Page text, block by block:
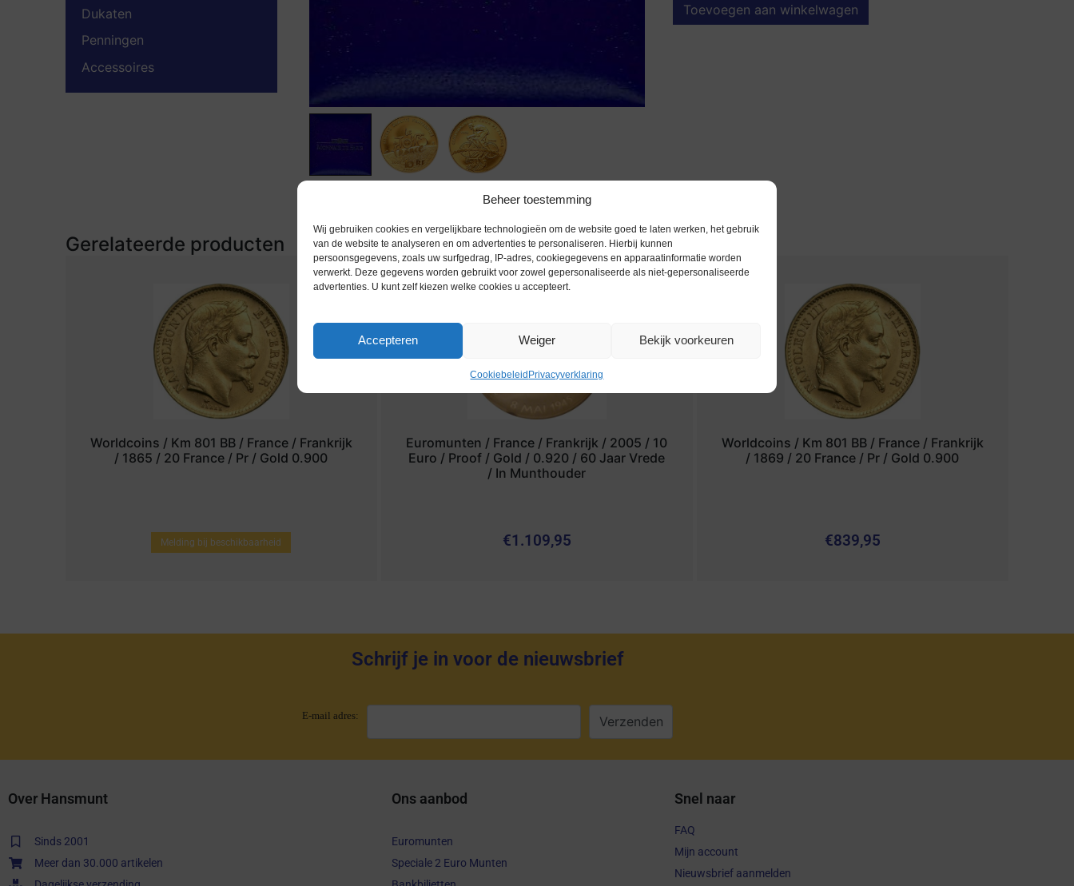
Beheer toestemming
Wij gebruiken cookies en vergelijkbare technologieën om de website goed te laten werken, het gebruik
van de website te analyseren en om advertenties te personaliseren. Hierbij kunnen
persoonsgegevens, zoals uw surfgedrag, IP-adres, cookiegegevens en apparaatinformatie worden
verwerkt. Deze gegevens worden gebruikt voor zowel gepersonaliseerde als niet-gepersonaliseerde
advertenties. U kunt zelf kiezen welke cookies u accepteert.
Accepteren Weiger Bekijk voorkeuren
CookiebeleidPrivacyverklaring
Toevoegen aan winkelwagen
Dukaten
Penningen
Accessoires
Gerelateerde producten
Worldcoins / Km 801 BB / France / Frankrijk
/ 1865 / 20 France / Pr / Gold 0.900
Melding bij beschikbaarheid
Euromunten / France / Frankrijk / 2005 / 10
Euro / Proof / Gold / 0.920 / 60 Jaar Vrede
/ In Munthouder
€1.109,95
Worldcoins / Km 801 BB / France / Frankrijk
/ 1869 / 20 France / Pr / Gold 0.900
€839,95
Schrijf je in voor de nieuwsbrief
E-mail adres:
Over Hansmunt
Sinds 2001
Meer dan 30.000 artikelen
Ons aanbod
Euromunten
Speciale 2 Euro Munten
Snel naar
FAQ
Mijn account
Nieuwsbrief aanmelden